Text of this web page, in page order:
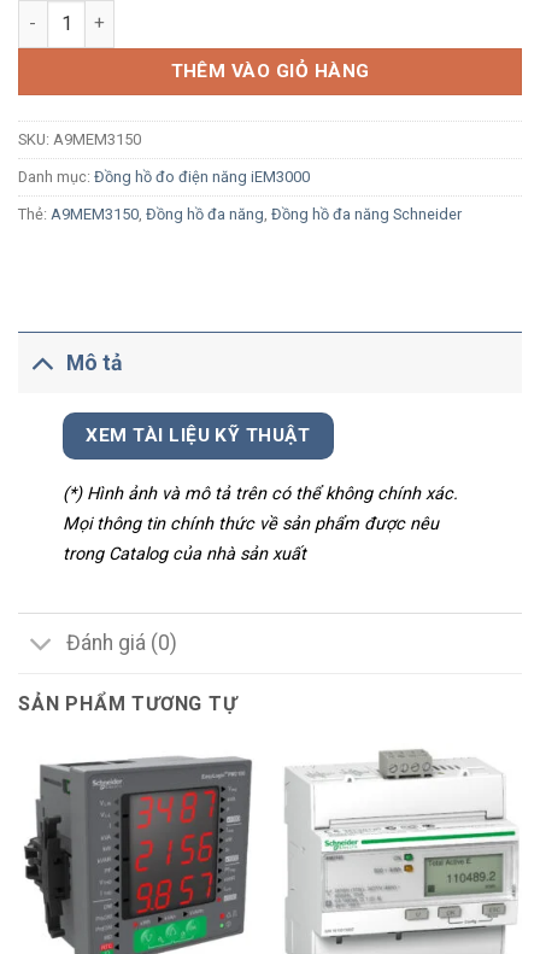
Đồng hồ Schneider A9MEM3150 đo kWh, U, I, P, F, tích hợp
THÊM VÀO GIỎ HÀNG
SKU: A9MEM3150
Danh mục: Đồng hồ đo điện năng iEM3000
Thẻ: A9MEM3150 Đồng hồ đa năng Đồng hồ đa năng Schneider
Mô tả
XEM TÀI LIỆU KỸ THUẬT
(*) Hình ảnh và mô tả trên có thể không chính xác.
Mọi thông tin chính thức về sản phẩm được nêu
trong Catalog của nhà sản xuất
Đánh giá (0)
SẢN PHẨM TƯƠNG TỰ